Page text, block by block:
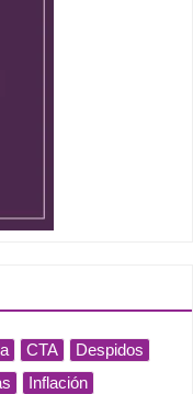
CTA
Despidos
Inflación